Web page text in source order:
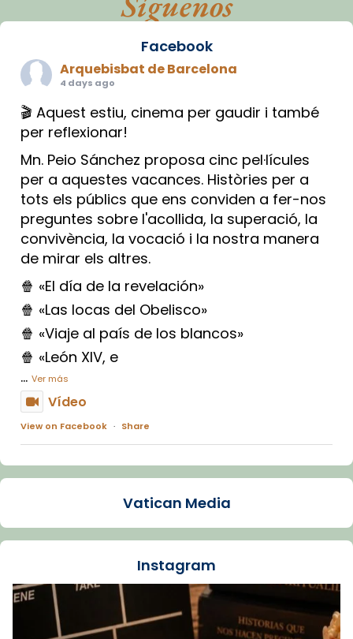
Facebook
Arquebisbat de Barcelona
4 days ago
🎬 Aquest estiu, cinema per gaudir i també
per reflexionar!
Mn. Peio Sánchez proposa cinc pel·lícules
per a aquestes vacances. Històries per a
tots els públics que ens conviden a fer-nos
preguntes sobre l'acollida, la superació, la
convivència, la vocació i la nostra manera
de mirar els altres.
🍿 «El día de la revelación»
🍿 «Las locas del Obelisco»
🍿 «Viaje al país de los blancos»
🍿 «León XIV, e
... Ver más
Vídeo
View on Facebook · Share
Arquebisbat de Barcelona
La Carmina va patir depressió. Fa gairebé
dos mesos, a l'Estadi Lluís Companys, la
Recupera l'entrevista comp
Vatican
tican News 👇
Vatican Media
Instagram